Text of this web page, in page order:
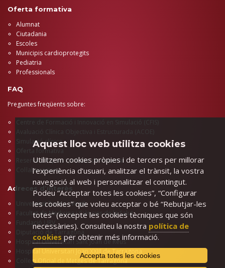
Oferta formativa
Alumnat
Ciutadania
Escoles
Municipis cardioprotegits
Pediatria
Professionals
FAQ
Preguntes freqüents sobre:
Centre de Formació i Innovació en Simulació (CFIS)
Simulació clínica
Oferta formativa
Reserva d’espais i préstec de material
Col·laboracions
Adreces d’interès
Universitat Rovira i Virgili
Facultat de Medicina i Ciències de la Salut
Fundació URV
Diputació de Tarragona
Hospital Universitari Sant Joan de Reus
Hospital Universitari Joan XXIII de Tarragona
Col·legi Oficial de Metges de Tarragona
Aquest lloc web utilitza cookies
Utilitzem cookies pròpies i de tercers per millorar
l’experiència d’usuari, analitzar el trànsit, la vostra
navegació al web i personalitzar el contingut.
Podeu “Acceptar totes les cookies”, “Configurar
les cookies” que voleu acceptar o bé “Rebutjar-les
totes” (excepte les cookies tècniques que són
necessàries). Consulteu la nostra política de
cookies per obtenir més informació.
Accepta totes les cookies